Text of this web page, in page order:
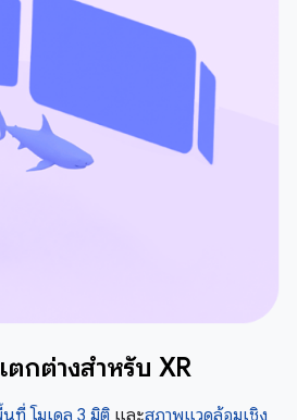
กต่างสำหรับ XR
นที่ โมเดล 3 มิติ และสภาพแวดล้อมเชิง